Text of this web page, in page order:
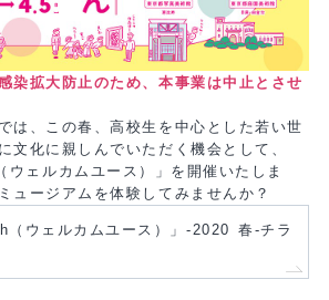
染拡大防止のため、本事業は中止とさせ
は、この春、高校生を中心とした若い世
文化に親しんでいただく機会として、
ェルカムユース）」を開催いたしま
ュージアムを体験してみませんか？
（ウェルカムユース）」-2020 春-チラ